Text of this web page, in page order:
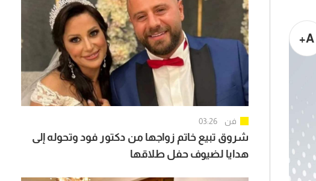
A+
فن 03:26
شروق تبيع خاتم زواجها من دكتور فود وتحوله إلى
هدايا لضيوف حفل طلاقها